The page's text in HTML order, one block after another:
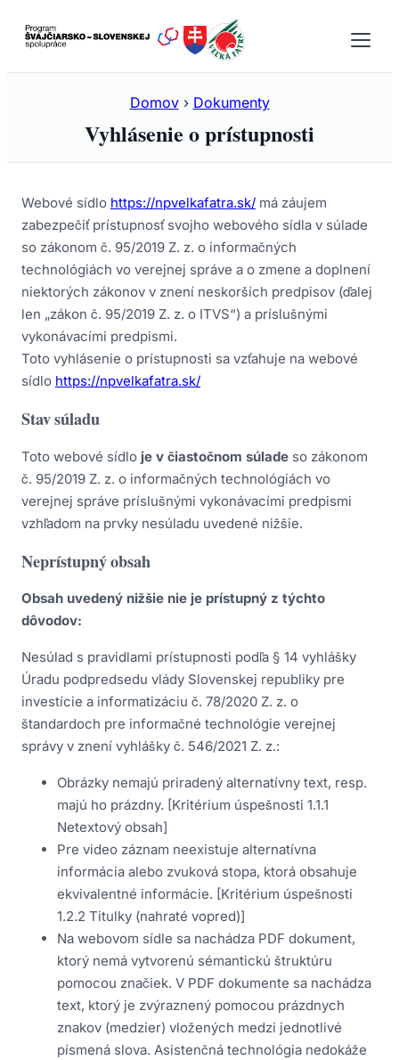
Domov › Dokumenty
Vyhlásenie o prístupnosti
Webové sídlo https://npvelkafatra.sk/ má záujem
zabezpečiť prístupnosť svojho webového sídla v súlade
so zákonom č. 95/2019 Z. z. o informačných
technológiách vo verejnej správe a o zmene a doplnení
niektorých zákonov v znení neskorších predpisov (ďalej
len „zákon č. 95/2019 Z. z. o ITVS“) a príslušnými
vykonávacími predpismi.
Toto vyhlásenie o prístupnosti sa vzťahuje na webové
sídlo https://npvelkafatra.sk/
Stav súladu
Toto webové sídlo je v čiastočnom súlade so zákonom
č. 95/2019 Z. z. o informačných technológiách vo
verejnej správe príslušnými vykonávacími predpismi
vzhľadom na prvky nesúladu uvedené nižšie.
Neprístupný obsah
Obsah uvedený nižšie nie je prístupný z týchto
dôvodov:
Nesúlad s pravidlami prístupnosti podľa § 14 vyhlášky
Úradu podpredsedu vlády Slovenskej republiky pre
investície a informatizáciu č. 78/2020 Z. z. o
štandardoch pre informačné technológie verejnej
správy v znení vyhlášky č. 546/2021 Z. z.:
Obrázky nemajú priradený alternatívny text, resp.
majú ho prázdny. [Kritérium úspešnosti 1.1.1
Netextový obsah]
Pre video záznam neexistuje alternatívna
informácia alebo zvuková stopa, ktorá obsahuje
ekvivalentné informácie. [Kritérium úspešnosti
1.2.2 Titulky (nahraté vopred)]
Na webovom sídle sa nachádza PDF dokument,
ktorý nemá vytvorenú sémantickú štruktúru
pomocou značiek. V PDF dokumente sa nachádza
text, ktorý je zvýraznený pomocou prázdnych
znakov (medzier) vložených medzi jednotlivé
písmená slova. Asistenčná technológia nedokáže